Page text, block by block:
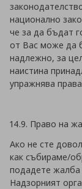
национално
че за да бъдат
от Вас може да
надлежно, за
наистина
упражнява
14.9. Право на
Ако не сте
как събираме/
подадете жалба
Надзорният